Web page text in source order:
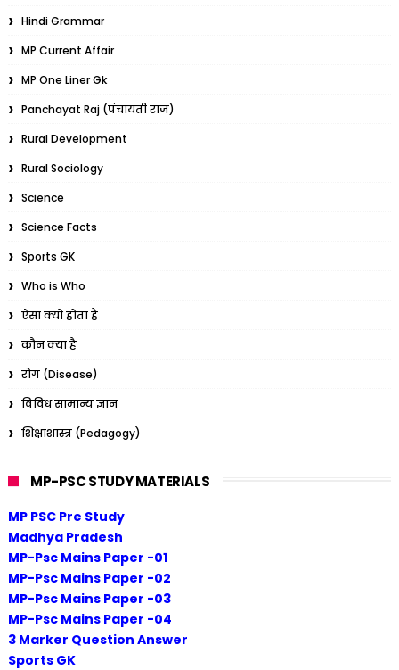
Hindi Grammar
MP Current Affair
MP One Liner Gk
Panchayat Raj (पंचायती राज)
Rural Development
Rural Sociology
Science
Science Facts
Sports GK
Who is Who
ऐसा क्यों होता है
कौन क्या है
रोग (Disease)
विविध सामान्य ज्ञान
शिक्षाशास्त्र (Pedagogy)
MP-PSC STUDY MATERIALS
MP PSC Pre Study
Madhya Pradesh
MP-Psc Mains Paper -01
MP-Psc Mains Paper -02
MP-Psc Mains Paper -03
MP-Psc Mains Paper -04
3 Marker Question Answer
Sports GK